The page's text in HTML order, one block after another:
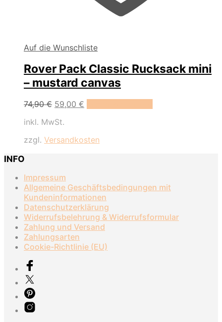
Auf die Wunschliste
Rover Pack Classic Rucksack mini
– mustard canvas
74,90€ Ursprünglicher
war:
59,00 €
inkl. MwSt.
zzgl. Versandkosten
INFO
Impressum
Allgemeine Geschäftsbedingungen mit
Kundeninformationen
Datenschutzerklärung
Widerrufsbelehrung & Widerrufsformular
Zahlung und Versand
Zahlungsarten
Cookie-Richtlinie (EU)